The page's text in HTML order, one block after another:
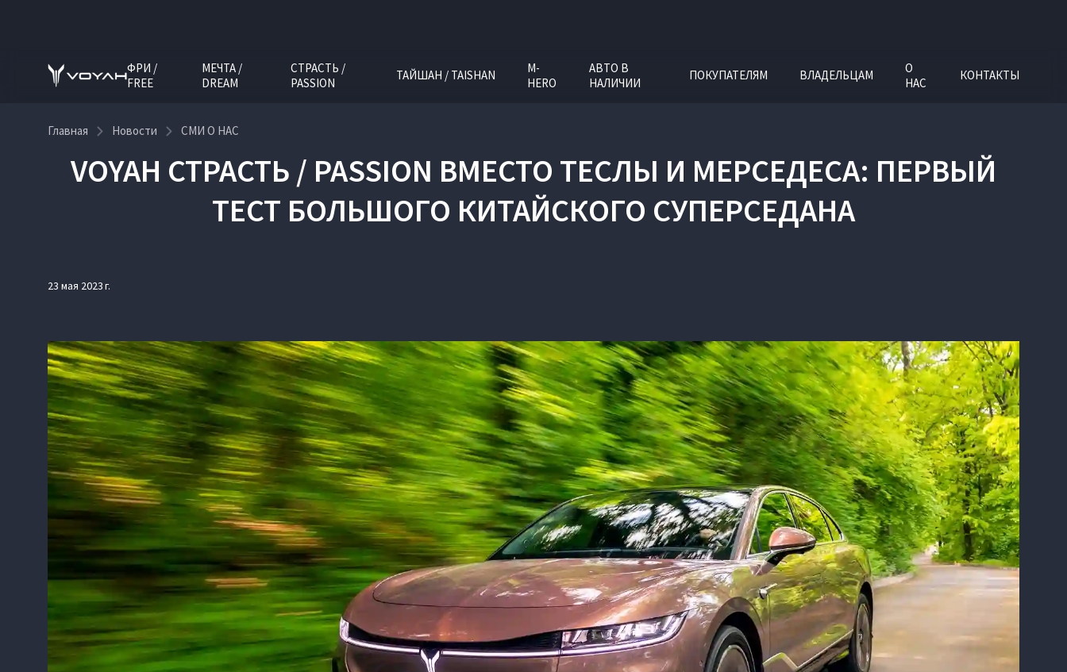
ФРИ /
FREE
МЕЧТА /
DREAM
СТРАСТЬ /
PASSION
ТАЙШАН / TAISHAN
M-
HERO
АВТО В
НАЛИЧИИ
ПОКУПАТЕЛЯМ ВЛАДЕЛЬЦАМ
О
НАС
КОНТАКТЫ
Главная Новости СМИ О НАС
VOYAH СТРАСТЬ / PASSION ВМЕСТО ТЕСЛЫ И МЕРСЕДЕСА: ПЕРВЫЙ
ТЕСТ БОЛЬШОГО КИТАЙСКОГО СУПЕРСЕДАНА
23 мая 2023 г.